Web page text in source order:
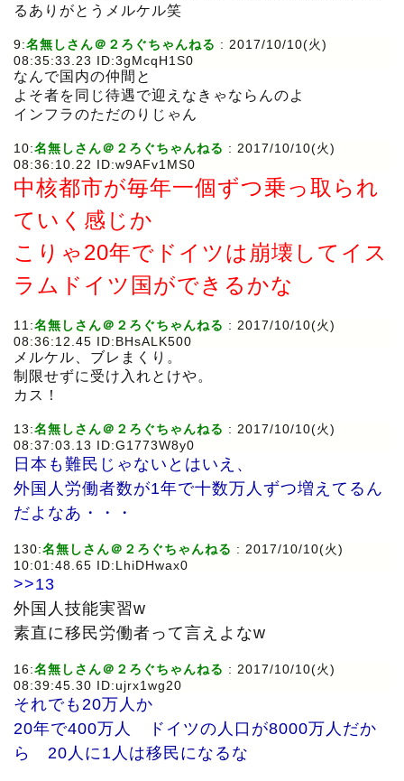
るありがとうメルケル笑
9:名無しさん＠２ろぐちゃんねる : 2017/10/10(火)
08:35:33.23 ID:3gMcqH1S0
なんで国内の仲間と
よそ者を同じ待遇で迎えなきゃならんのよ
インフラのただのりじゃん
10:名無しさん＠２ろぐちゃんねる : 2017/10/10(火)
08:36:10.22 ID:w9AFv1MS0
中核都市が毎年一個ずつ乗っ取られ
ていく感じか
こりゃ20年でドイツは崩壊してイス
ラムドイツ国ができるかな
11:名無しさん＠２ろぐちゃんねる : 2017/10/10(火)
08:36:12.45 ID:BHsALK500
メルケル、ブレまくり。
制限せずに受け入れとけや。
カス！
13:名無しさん＠２ろぐちゃんねる : 2017/10/10(火)
08:37:03.13 ID:G1773W8y0
日本も難民じゃないとはいえ、
外国人労働者数が1年で十数万人ずつ増えてるん
だよなあ・・・
130:名無しさん＠２ろぐちゃんねる : 2017/10/10(火)
10:01:48.65 ID:LhiDHwax0
>>13
外国人技能実習w
素直に移民労働者って言えよなw
16:名無しさん＠２ろぐちゃんねる : 2017/10/10(火)
08:39:45.30 ID:ujrx1wg20
それでも20万人か
20年で400万人 ドイツの人口が8000万人だか
ら 20人に1人は移民になるな